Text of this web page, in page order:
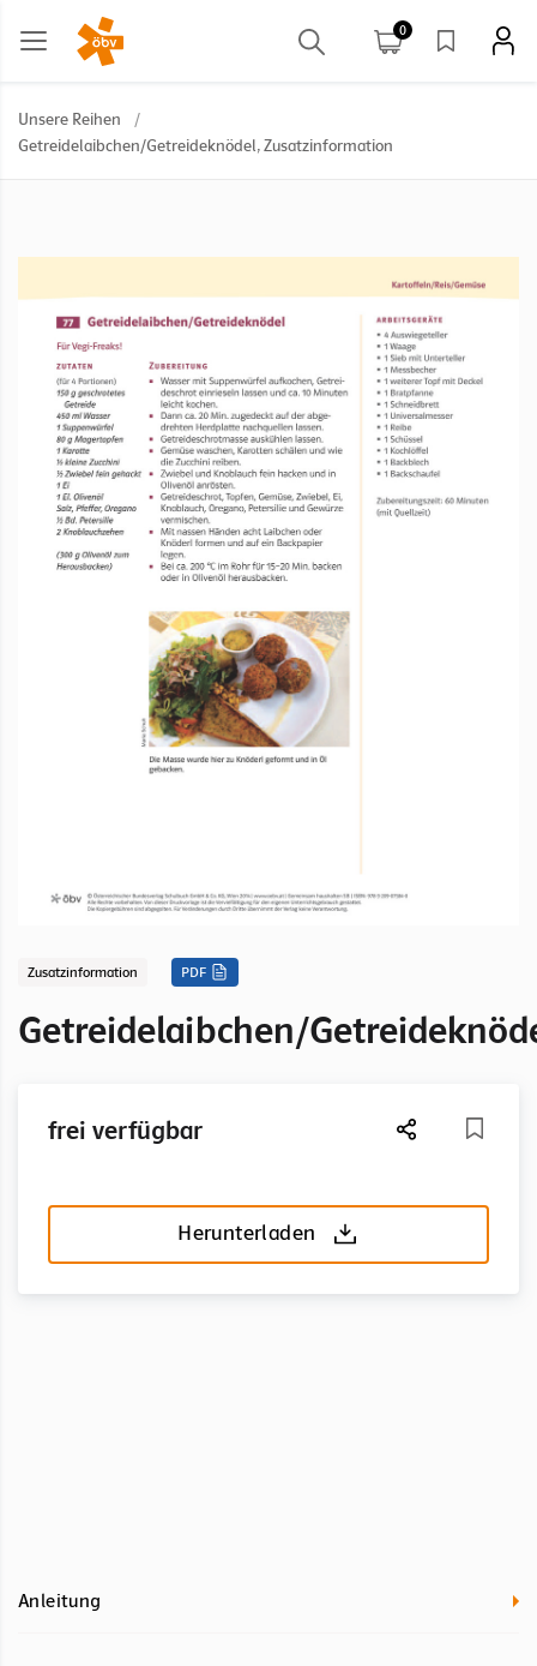
0
Unsere Reihen
/
Getreidelaibchen/Getreideknödel, Zusatzinformation
Zusatzinformation PDF
Getreidelaibchen/
frei verfügbar
Herunterladen
Anleitung